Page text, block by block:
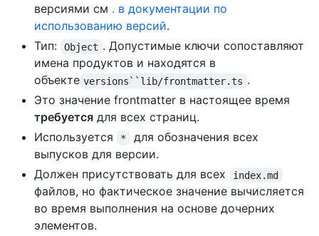
версиями см . в документации по
использованию версий.
Тип:
Object . Допустимые ключи сопоставляют
имена продуктов и находятся в
объекте versions``lib/frontmatter.ts .
Это значение frontmatter в настоящее время
требуется для всех страниц.
Используется
*
для обозначения всех
выпусков для версии.
Должен присутствовать для всех
index.md
файлов, но фактическое значение вычисляется
во время выполнения на основе дочерних
элементов.